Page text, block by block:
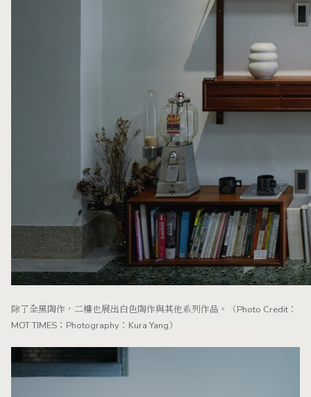
除了全黑陶作，二樓也展出白色陶作與其他系列作品。（Photo Credit：
MOT TIMES；Photography：Kura Yang）